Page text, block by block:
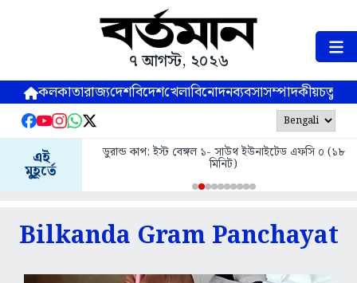
৭ আগস্ট, ২০২৬
কলকাতারাজ্যদেশবিদেশখেলাবিনোদনব্যবসাসম্পাদকীয়
এই
মুহূর্তে
ডুরান্ড কাপ: ইস্ট বেঙ্গল ১- সাউথ ইউনাইটেড এফসি ০ (১৮
মিনিট)
Bilkanda Gram Panchayat